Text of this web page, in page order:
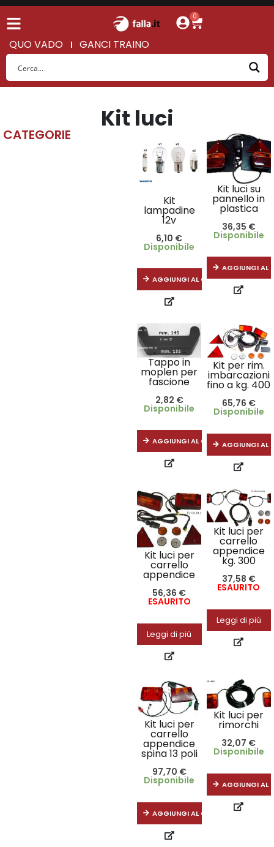
0
QUO VADO GANCI TRAINO
Kit luci
CATEGORIE
Kit
lampadine
12v
6,10 €
Disponibile
AGGIUNGI AL CARRELLO
Kit luci su
pannello in
plastica
36,35 €
Disponibile
AGGIUNGI AL
Tappo in
moplen per
fascione
2,82 €
Disponibile
AGGIUNGI AL CARRELLO
Kit per rim.
imbarcazioni
fino a kg. 400
65,76 €
Disponibile
AGGIUNGI AL
Kit luci per
carrello
appendice
56,36 €
ESAURITO
Leggi di più
Kit luci per
carrello
appendice
kg. 300
37,58 €
ESAURITO
Leggi di più
Kit luci per
carrello
appendice
spina 13 poli
97,70 €
Disponibile
AGGIUNGI AL CARRELLO
Kit luci per
rimorchi
32,07 €
Disponibile
AGGIUNGI AL